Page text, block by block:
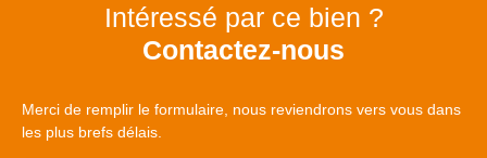
Intéressé par ce bien ?
Contactez-nous
Merci de remplir le formulaire, nous reviendrons vers vous dans
les plus brefs délais.